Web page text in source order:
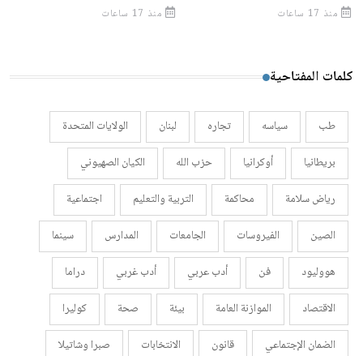
منذ 17 ساعات منذ 17 ساعات
كلمات المفتاحية
طب سياسه تجاره لبنان
الولايات المتحدة
بريطانيا
أوكرانيا حزب الله
الكيان الصهيوني
رياض سلامة
محاكمة التربية والتعليم
اجتماعية
الصين
الفيروسات الجامعات المدارس
سينما
هووليود
فن أدب عربي أدب غربي
دراما
الاقتصاد
الموازنة العامة بيئة صحة
كوليرا
الضمان الإجتماعي
قانون الانتخابات
صبرا وشاتيلا